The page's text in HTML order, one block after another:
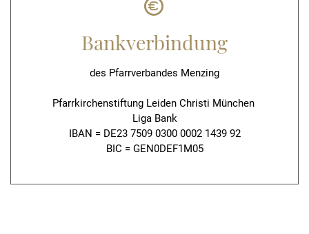
Bankverbindung
des Pfarrverbandes Menzing
Pfarrkirchenstiftung Leiden Christi München
Liga Bank
IBAN = DE23 7509 0300 0002 1439 92
BIC = GEN0DEF1M05